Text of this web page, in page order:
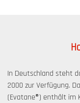
In Deutschland steht
2000 zur Verfügung.
(Evatane®) enthält im